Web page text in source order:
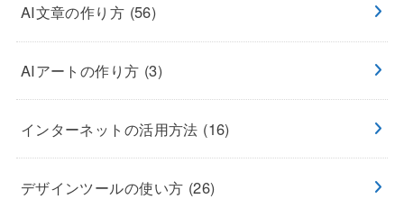
AI文章の作り方 (56)
AIアートの作り方 (3)
インターネットの活用方法 (16)
デザインツールの使い方 (26)